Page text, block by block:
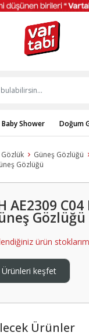
Baby Shower Doğum
Gözlük
Güneş Gözlüğü
Gözlüğü
AE2309 C04
Gözlüğü
ürün
Ürünleri keşfet
Ürünler